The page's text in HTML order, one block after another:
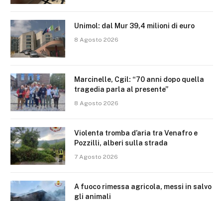
Unimol: dal Mur 39,4 milioni di euro
8 Agosto 2026
Marcinelle, Cgil: “70 anni dopo quella
tragedia parla al presente”
8 Agosto 2026
Violenta tromba d’aria tra Venafro e
Pozzilli, alberi sulla strada
7 Agosto 2026
A fuoco rimessa agricola, messi in salvo
gli animali